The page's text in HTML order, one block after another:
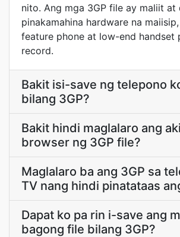
nito. Ang mga 3GP file ay maliit at
pinakamahina hardware na
feature phone at low-end handset
record.
Bakit isi-save ng telepono
bilang 3GP?
Bakit hindi maglalaro ang
browser ng 3GP file?
Maglalaro ba ang 3GP sa
TV nang hindi pinatataas
Dapat ko pa rin i-save ang
bagong file bilang 3GP?